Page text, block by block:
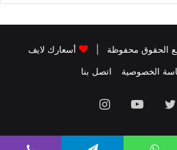
أسعارك لايف
الخصوصية اتصل بنا
تويتر يوتيوبانستقرام